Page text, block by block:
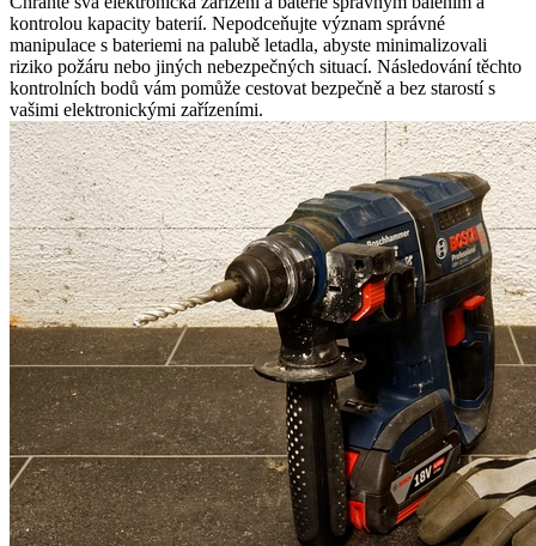
kontrolou kapacity baterií. Nepodceňujte význam správné
manipulace s bateriemi na palubě letadla, abyste minimalizovali
riziko požáru nebo jiných nebezpečných situací. Následování těchto
kontrolních bodů vám pomůže cestovat bezpečně a bez starostí s
vašimi elektronickými zařízeními.